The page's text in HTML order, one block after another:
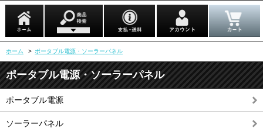
ホーム > ポータブル電源・ソーラーパネル
ポータブル電源・ソーラーパネル
ポータブル電源
ソーラーパネル